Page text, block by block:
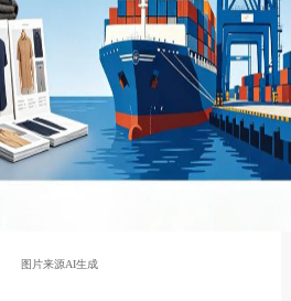
图片来源AI生成